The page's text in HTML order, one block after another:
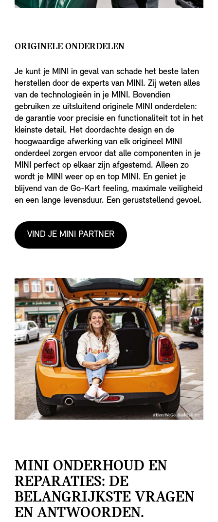
ORIGINELE ONDERDELEN
Je kunt je MINI in geval van schade het beste laten
herstellen door de experts van MINI. Zij weten alles
van de technologieën in je MINI. Bovendien
gebruiken ze uitsluitend originele MINI onderdelen:
de garantie voor precisie en functionaliteit tot in het
kleinste detail. Het doordachte design en de
hoogwaardige afwerking van elk origineel MINI
onderdeel zorgen ervoor dat alle componenten in je
MINI perfect op elkaar zijn afgestemd. Alleen zo
wordt je MINI weer op en top MINI. En geniet je
blijvend van de Go-Kart feeling, maximale veiligheid
en een lange levensduur. Een geruststellend gevoel.
VIND JE MINI PARTNER
MINI ONDERHOUD EN
REPARATIES: DE
BELANGRIJKSTE VRAGEN
EN ANTWOORDEN.